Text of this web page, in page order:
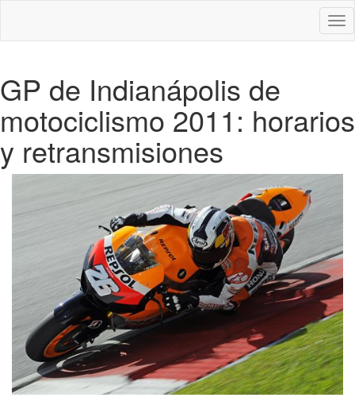
GP de Indianápolis de
motociclismo 2011: horarios
y retransmisiones